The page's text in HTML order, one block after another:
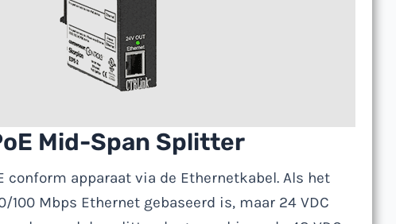
Mid-Span Splitter
conform apparaat via de Ethernetkabel. Als het
100 Mbps Ethernet gebaseerd is, maar 24 VDC